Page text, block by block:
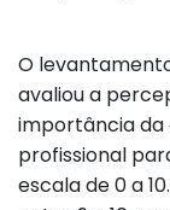
O
avaliou a
importância da
profissional
escala de 0 a